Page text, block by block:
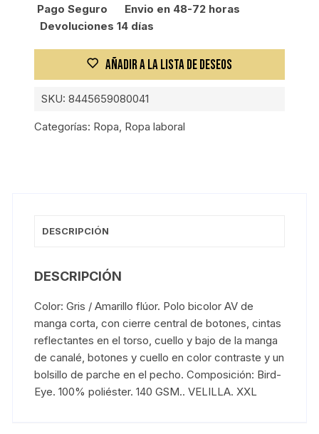
2XL
cantidad
Pago Seguro
Envio en 48-72 horas
Devoluciones 14 días
AÑADIR A LA LISTA DE DESEOS
SKU:8445659080041
Categorías: Ropa, Ropa laboral
DESCRIPCIÓN
DESCRIPCIÓN
Color: Gris / Amarillo flúor. Polo bicolor AV de
manga corta, con cierre central de botones, cintas
reflectantes en el torso, cuello y bajo de la manga
de canalé, botones y cuello en color contraste y un
bolsillo de parche en el pecho. Composición: Bird-
Eye. 100% poliéster. 140 GSM.. VELILLA. XXL